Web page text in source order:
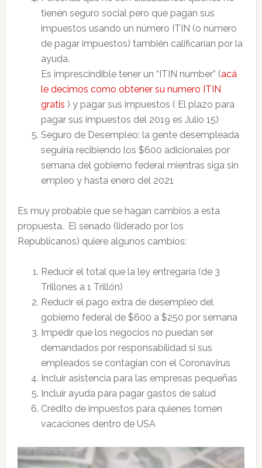
tienen seguro social pero que pagan sus
impuestos usando un número ITIN (o número
de pagar impuestos) también calificarían por la
ayuda.
Es imprescindible tener un “ITIN number” (acá
le decimos como obtener su numero ITIN
gratis ) y pagar sus impuestos ( El plazo para
pagar sus impuestos del 2019 es Julio 15)
Seguro de Desempleo: la gente desempleada
seguiría recibiendo los $600 adicionales por
semana del gobierno federal mientras siga sin
empleo y hasta enero del 2021
Es muy probable que se hagan cambios a esta
propuesta. El senado (liderado por los
Republicanos) quiere algunos cambios:
Reducir el total que la ley entregaría (de 3
Trillones a 1 Trillón)
Reducir el pago extra de desempleo del
gobierno federal de $600 a $250 por semana
Impedir que los negocios no puedan ser
demandados por responsabilidad si sus
empleados se contagian con el Coronavirus
Incluir asistencia para las empresas pequeñas
Incluir ayuda para pagar gastos de salud
Crédito de impuestos para quienes tomen
vacaciones dentro de USA